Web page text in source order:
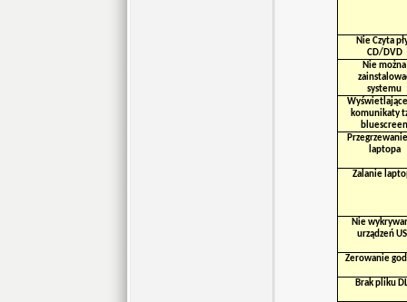
Nie Czyta
CD/DVD
Nie można
systemu
komunikaty
bluescreen
laptopa
Zalanie
Nie
urządzeń
Zerowanie
Brak pliku